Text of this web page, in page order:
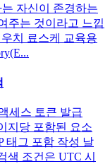
자신이 존경하는
주는 것이라고 느낍
우치 료스케 교육용
세스 토큰 발급
지당 포함된 요소
태그 포함 작성 날
색 조건은 UTC 시